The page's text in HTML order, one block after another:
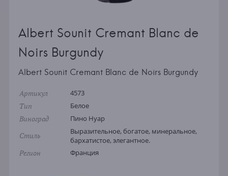
Albert Sounit Cremant Blanc de
Noirs Burgundy
Albert Sounit Cremant Blanc de Noirs Burgundy
Артикул 4573
Тип Белое
Виноград Пино Нуар
Стиль
Выразительное, богатое, минеральное,
бархатистое, элегантное.
Регион Франция